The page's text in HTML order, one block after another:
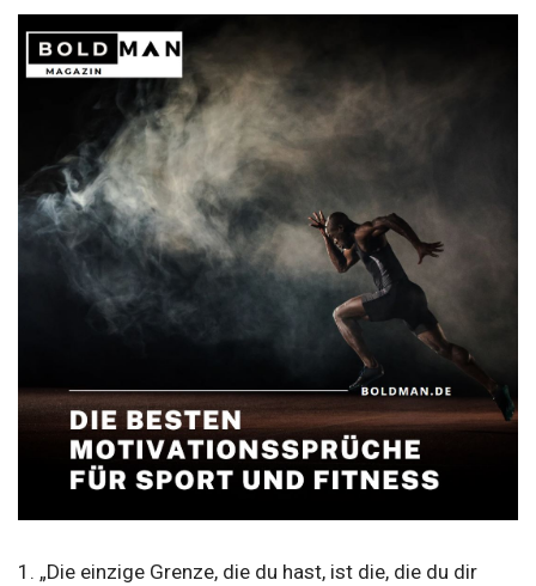
1. „Die einzige Grenze, die du hast, ist die, die du dir